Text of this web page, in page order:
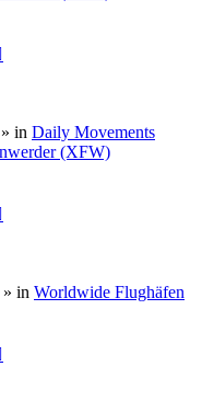
» in Daily Movements
(XFW)
» in Worldwide Flughäfen